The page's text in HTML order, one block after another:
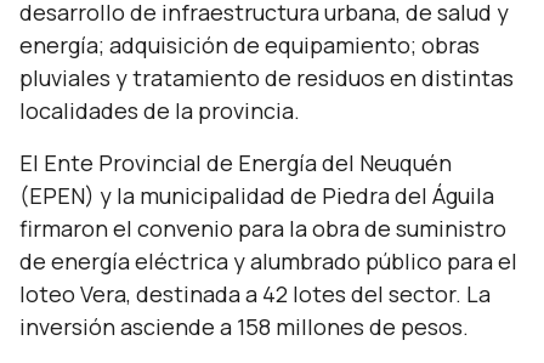
desarrollo de infraestructura urbana, de salud y
energía; adquisición de equipamiento; obras
pluviales y tratamiento de residuos en distintas
localidades de la provincia.
El Ente Provincial de Energía del Neuquén
(EPEN) y la municipalidad de Piedra del Águila
firmaron el convenio para la obra de suministro
de energía eléctrica y alumbrado público para el
loteo Vera, destinada a 42 lotes del sector. La
inversión asciende a 158 millones de pesos.